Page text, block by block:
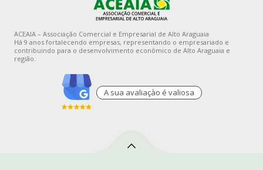
ACEAIA – Associação Comercial e Empresarial de Alto Araguaia
Há 9 anos fortalecendo empresas, representando o empresariado e
contribuindo para o desenvolvimento econômico de Alto Araguaia e
região.
A sua avaliaçào é valiosa